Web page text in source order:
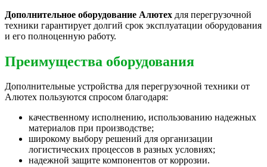
Дополнительное оборудование Алютех для перегрузочной
техники гарантирует долгий срок эксплуатации оборудования
и его полноценную работу.
Преимущества оборудования
Дополнительные устройства для перегрузочной техники от
Алютех пользуются спросом благодаря:
качественному исполнению, использованию надежных
материалов при производстве;
широкому выбору решений для организации
логистических процессов в разных условиях;
надежной защите компонентов от коррозии.